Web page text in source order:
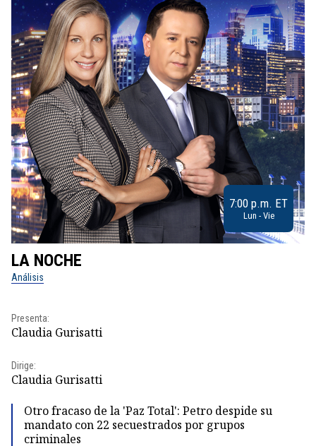
7:00 p.m. ET
Lun - Vie
LA NOCHE
Análisis
Presenta:
Claudia Gurisatti
Dirige:
Claudia Gurisatti
Otro fracaso de la 'Paz Total': Petro despide su
mandato con 22 secuestrados por grupos
criminales